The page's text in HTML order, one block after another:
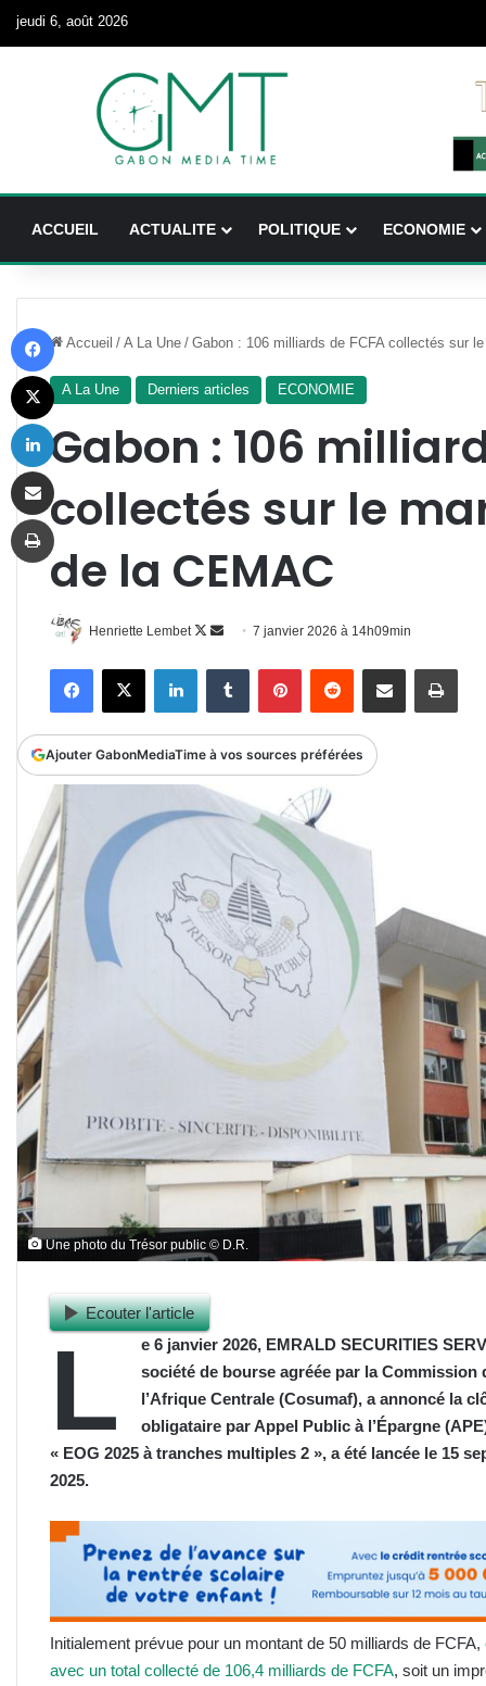
jeudi 6, août 2026
ACCUEIL ACTUALITE POLITIQUE ECONOMIE
Accueil / A La Une / Gabon : 106 milliards de FCFA collectés sur
A La Une Derniers articles ECONOMIE
Gabon : 106
collectés sur le
de la CEMAC
Henriette Lembet
Follow
Envoyer
courriel
7 janvier 2026 à 14h09min
FacebookX LinkedinTumblr PinterestReddit Partager par email
Ajouter GabonMediaTime à vos sources préférées
Une photo du Trésor public © D.R.
Ecouter l'article
L
e 6 janvier 2026, EMRALD SECURITIES
société de bourse agréée par la
l’Afrique Centrale (Cosumaf), a annoncé la
obligataire par Appel Public à l’Épargne
« EOG 2025 à tranches multiples 2 », a été lancée le 15
2025.
Initialement prévue pour un montant de 50 milliards de FCFA,
avec un total collecté de 106,4 milliards de FCFA, soit un
X
Imprimer